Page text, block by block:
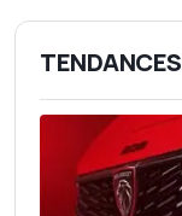
TENDANCES